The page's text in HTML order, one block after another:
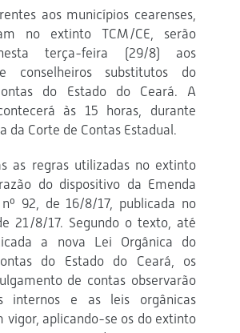
aos municípios cearenses,
no extinto TCM/CE, serão
terça-feira (29/8) aos
conselheiros substitutos do
do Estado do Ceará. A
às 15 horas, durante
da Corte de Contas Estadual.
as regras utilizadas no extinto
do dispositivo da Emenda
92, de 16/8/17, publicada no
21/8/17. Segundo o texto, até
a nova Lei Orgânica do
do Estado do Ceará, os
de contas observarão
internos e as leis orgânicas
vigor, aplicando-se os do extinto